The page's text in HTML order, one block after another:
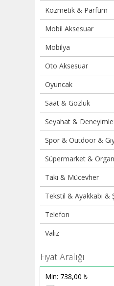
Kozmetik & Parfüm
Mobil Aksesuar
Mobilya
Oto Aksesuar
Oyuncak
Saat & Gözlük
Seyahat &
Spor & Outdoor &
Süpermarket &
Takı & Mücevher
Tekstil & Ayakkabı &
Telefon
Valiz
Fiyat Aralığı
Min: 738,00 ₺